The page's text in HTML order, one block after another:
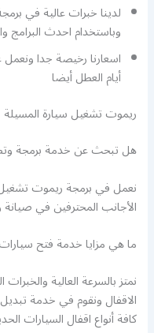
لدينا خبرات عالية في
وباستخدام احدث البرامج
اسعارنا رخيصة جدا ونعمل
أيام العطل أيضا
ريموت تشغيل سيارة المسيلة
هل تبحث عن خدمة برمجة
نعمل في برمجة ريموت
الأجانب المحترفين في صيانة
ما هي مزايا خدمة فتح
نمتز بالسرعة العالية
الاقفال ونقوم في خدمة
كافة أنواع اقفال السيارات